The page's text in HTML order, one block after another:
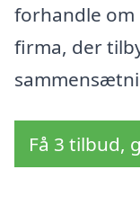
forhandle
firma, der
Få 3 tilbud,